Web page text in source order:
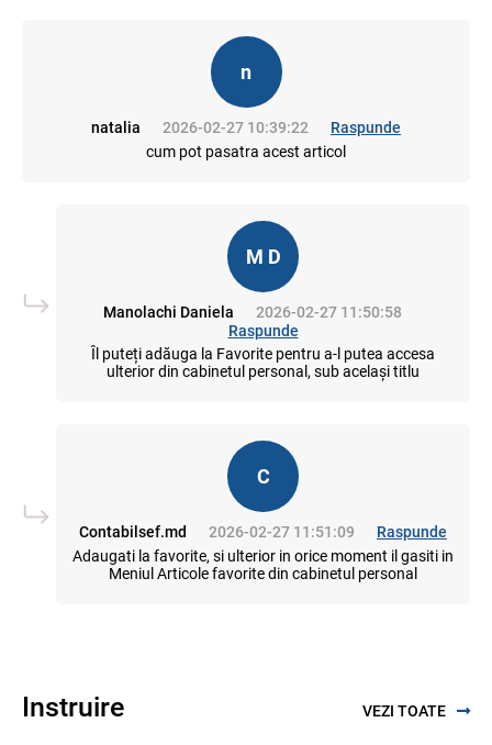
n
natalia 2026-02-27 10:39:22
Raspunde
cum pot pasatra acest articol
M D
Manolachi Daniela
2026-02-27 11:50:58
Raspunde
Îl puteți adăuga la Favorite pentru a-l putea accesa
ulterior din cabinetul personal, sub același titlu
C
Contabilsef.md 2026-02-27 11:51:09
Raspunde
Adaugati la favorite, si ulterior in orice moment il gasiti in
Meniul Articole favorite din cabinetul personal
Instruire VEZI TOATE